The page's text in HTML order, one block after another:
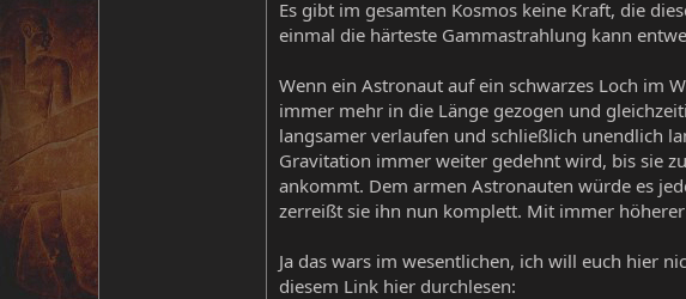
Es gibt im gesamten Kosmos keine Kraft, die
einmal die härteste Gammastrahlung kann
Wenn ein Astronaut auf ein schwarzes Loch im
immer mehr in die Länge gezogen und
langsamer verlaufen und schließlich unendlich
Gravitation immer weiter gedehnt wird, bis sie
ankommt. Dem armen Astronauten würde es
zerreißt sie ihn nun komplett. Mit immer
Ja das wars im wesentlichen, ich will euch hier
diesem Link hier durchlesen: